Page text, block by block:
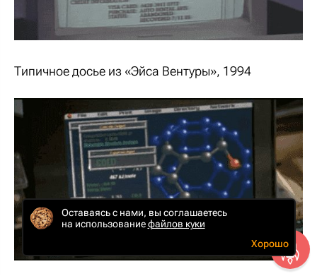
Типичное досье из «Эйса Вентуры», 1994
Оставаясь с нами, вы соглашаетесь
на использованиефайлов куки
Хорошо